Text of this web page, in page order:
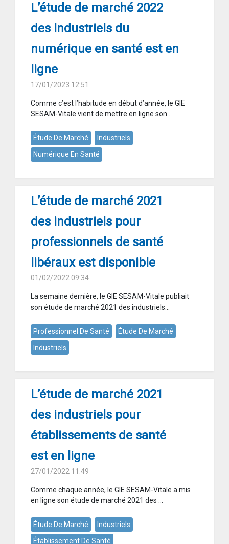
L’étude de marché 2022
des Industriels du
numérique en santé est en
ligne
17/01/2023 12:51
Comme c’est l’habitude en début d’année, le GIE
SESAM-Vitale vient de mettre en ligne son...
Étude De Marché
Industriels
Numérique En Santé
L’étude de marché 2021
des industriels pour
professionnels de santé
libéraux est disponible
01/02/2022 09:34
La semaine dernière, le GIE SESAM-Vitale publiait
son étude de marché 2021 des industriels...
Professionnel De Santé
Étude De Marché
Industriels
L’étude de marché 2021
des industriels pour
établissements de santé
est en ligne
27/01/2022 11:49
Comme chaque année, le GIE SESAM-Vitale a mis
en ligne son étude de marché 2021 des ...
Étude De Marché
Industriels
Établissement De Santé